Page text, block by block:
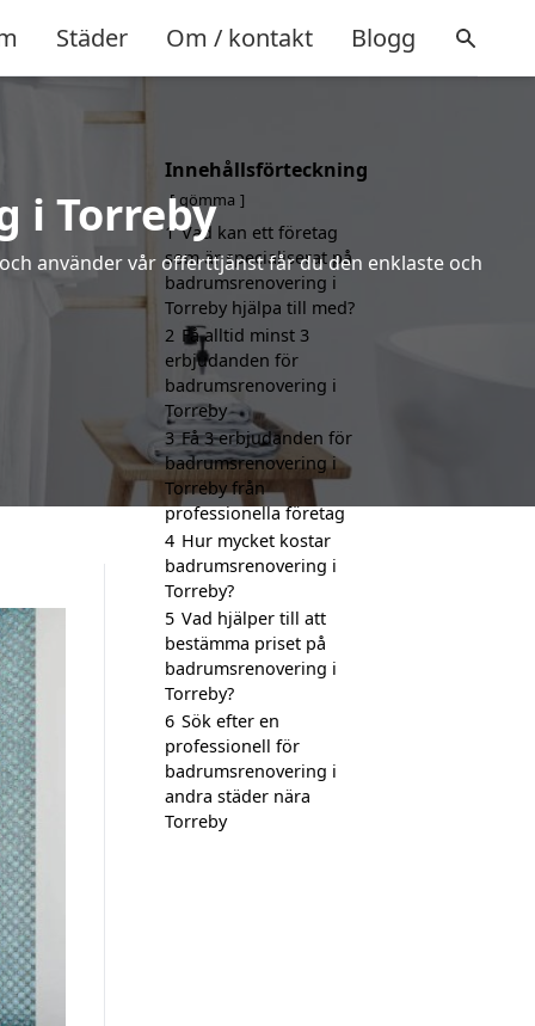
Städer Om / kontakt Blogg
i Torreby
använder vår offerttjänst får du den enklaste och
Innehållsförteckning
gömma
1 Vad kan ett företag
som är specialiserat på
badrumsrenovering i
Torreby hjälpa till med?
2 Få alltid minst 3
erbjudanden för
badrumsrenovering i
Torreby
3 Få 3 erbjudanden för
badrumsrenovering i
Torreby från
professionella företag
4 Hur mycket kostar
badrumsrenovering i
Torreby?
5 Vad hjälper till att
bestämma priset på
badrumsrenovering i
Torreby?
6 Sök efter en
professionell för
badrumsrenovering i
andra städer nära
Torreby